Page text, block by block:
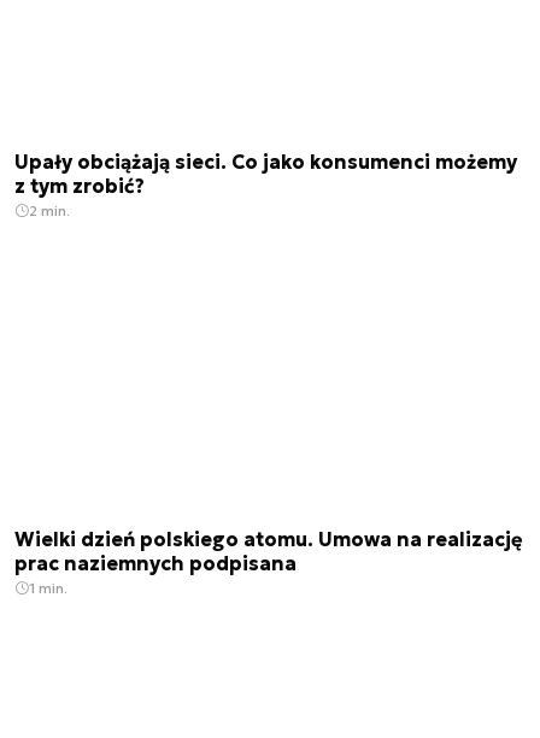
Upały obciążają sieci. Co jako konsumenci możemy
z tym zrobić?
2 min.
Wielki dzień polskiego atomu. Umowa na realizację
prac naziemnych podpisana
1 min.